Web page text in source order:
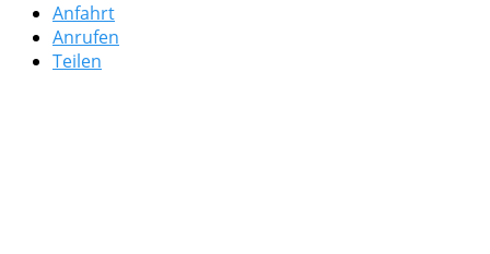
Anfahrt
Anrufen
Teilen